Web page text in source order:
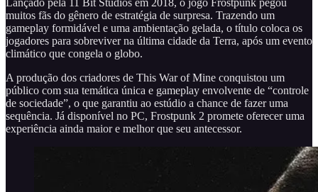
muitos fãs do gênero de estratégia de surpresa. Trazendo um
gameplay formidável e uma ambientação gelada, o título coloca os
jogadores para sobreviver na última cidade da Terra, após um evento
climático que congela o globo.
A produção dos criadores de This War of Mine conquistou um
público com sua temática única e gameplay envolvente de “controle
de sociedade”, o que garantiu ao estúdio a chance de fazer uma
sequência. Já disponível no PC, Frostpunk 2 promete oferecer uma
experiência ainda maior e melhor que seu antecessor.